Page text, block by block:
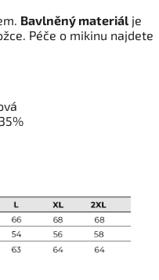
Bavlněný materiál je
Péče o mikinu najdete